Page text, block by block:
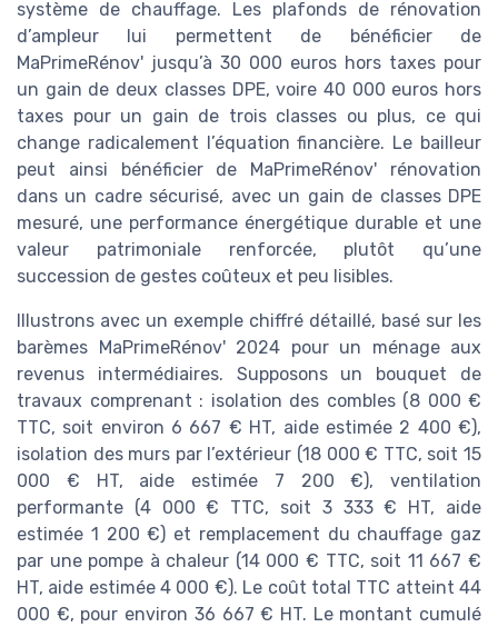
système de chauffage. Les plafonds de rénovation
d’ampleur lui permettent de bénéficier de
MaPrimeRénov' jusqu’à 30 000 euros hors taxes pour
un gain de deux classes DPE, voire 40 000 euros hors
taxes pour un gain de trois classes ou plus, ce qui
change radicalement l’équation financière. Le bailleur
peut ainsi bénéficier de MaPrimeRénov' rénovation
dans un cadre sécurisé, avec un gain de classes DPE
mesuré, une performance énergétique durable et une
valeur patrimoniale renforcée, plutôt qu’une
succession de gestes coûteux et peu lisibles.
Illustrons avec un exemple chiffré détaillé, basé sur les
barèmes MaPrimeRénov' 2024 pour un ménage aux
revenus intermédiaires. Supposons un bouquet de
travaux comprenant : isolation des combles (8 000 €
TTC, soit environ 6 667 € HT, aide estimée 2 400 €),
isolation des murs par l’extérieur (18 000 € TTC, soit 15
000 € HT, aide estimée 7 200 €), ventilation
performante (4 000 € TTC, soit 3 333 € HT, aide
estimée 1 200 €) et remplacement du chauffage gaz
par une pompe à chaleur (14 000 € TTC, soit 11 667 €
HT, aide estimée 4 000 €). Le coût total TTC atteint 44
000 €, pour environ 36 667 € HT. Le montant cumulé